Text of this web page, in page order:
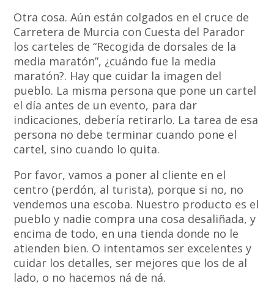
Otra cosa. Aún están colgados en el cruce de
Carretera de Murcia con Cuesta del Parador
los carteles de “Recogida de dorsales de la
media maratón”, ¿cuándo fue la media
maratón?. Hay que cuidar la imagen del
pueblo. La misma persona que pone un cartel
el día antes de un evento, para dar
indicaciones, debería retirarlo. La tarea de esa
persona no debe terminar cuando pone el
cartel, sino cuando lo quita.
Por favor, vamos a poner al cliente en el
centro (perdón, al turista), porque si no, no
vendemos una escoba. Nuestro producto es el
pueblo y nadie compra una cosa desaliñada, y
encima de todo, en una tienda donde no le
atienden bien. O intentamos ser excelentes y
cuidar los detalles, ser mejores que los de al
lado, o no hacemos ná de ná.